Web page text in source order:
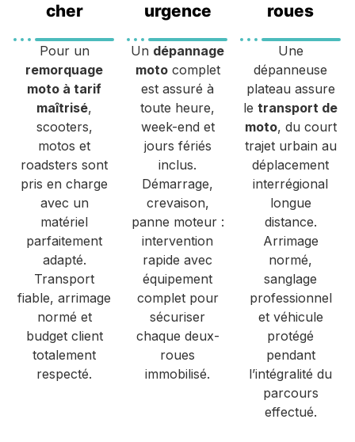
cher
Pour un
remorquage
moto à tarif
maîtrisé,
scooters,
motos et
roadsters sont
pris en charge
avec un
matériel
parfaitement
adapté.
Transport
fiable, arrimage
normé et
budget client
totalement
respecté.
urgence
Un dépannage
motocomplet
est assuré à
toute heure,
week-end et
jours fériés
inclus.
Démarrage,
crevaison,
panne moteur :
intervention
rapide avec
équipement
complet pour
sécuriser
chaque deux-
roues
immobilisé.
roues
Une
dépanneuse
plateau assure
letransport de
moto, du court
trajet urbain au
déplacement
interrégional
longue
distance.
Arrimage
normé,
sanglage
professionnel
et véhicule
protégé
pendant
l’intégralité du
parcours
effectué.